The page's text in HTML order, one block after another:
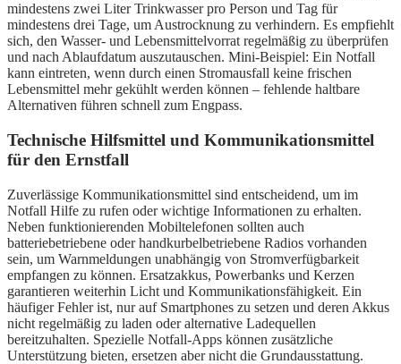
mindestens zwei Liter Trinkwasser pro Person und Tag für
mindestens drei Tage, um Austrocknung zu verhindern. Es empfiehlt
sich, den Wasser- und Lebensmittelvorrat regelmäßig zu überprüfen
und nach Ablaufdatum auszutauschen. Mini-Beispiel: Ein Notfall
kann eintreten, wenn durch einen Stromausfall keine frischen
Lebensmittel mehr gekühlt werden können – fehlende haltbare
Alternativen führen schnell zum Engpass.
Technische Hilfsmittel und Kommunikationsmittel
für den Ernstfall
Zuverlässige Kommunikationsmittel sind entscheidend, um im
Notfall Hilfe zu rufen oder wichtige Informationen zu erhalten.
Neben funktionierenden Mobiltelefonen sollten auch
batteriebetriebene oder handkurbelbetriebene Radios vorhanden
sein, um Warnmeldungen unabhängig von Stromverfügbarkeit
empfangen zu können. Ersatzakkus, Powerbanks und Kerzen
garantieren weiterhin Licht und Kommunikationsfähigkeit. Ein
häufiger Fehler ist, nur auf Smartphones zu setzen und deren Akkus
nicht regelmäßig zu laden oder alternative Ladequellen
bereitzuhalten. Spezielle Notfall-Apps können zusätzliche
Unterstützung bieten, ersetzen aber nicht die Grundausstattung.